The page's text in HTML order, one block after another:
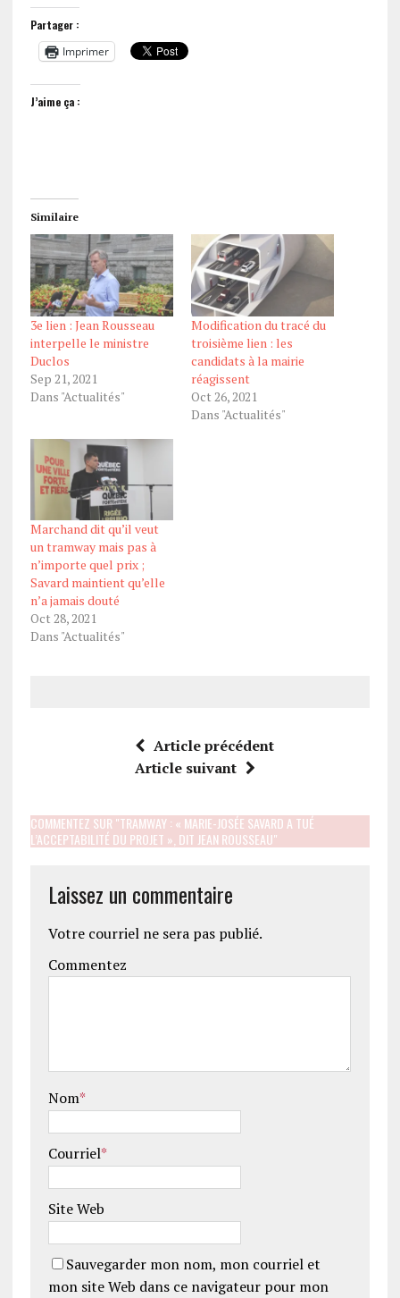
Partager :
Imprimer
J’aime ça :
Similaire
3e lien : Jean Rousseau
interpelle le ministre
Duclos
Sep 21, 2021
Dans "Actualités"
Modification du tracé du
troisième lien : les
candidats à la mairie
réagissent
Oct 26, 2021
Dans "Actualités"
Marchand dit qu’il veut
un tramway mais pas à
n’importe quel prix ;
Savard maintient qu’elle
n’a jamais douté
Oct 28, 2021
Dans "Actualités"
Article précédent
Article suivant
COMMENTEZ SUR "TRAMWAY : « MARIE-JOSÉE SAVARD A TUÉ
L’ACCEPTABILITÉ DU PROJET », DIT JEAN ROUSSEAU"
Laissez un commentaire
Votre courriel ne sera pas publié.
Commentez
Nom*
Courriel*
Site Web
Sauvegarder mon nom, mon courriel et
mon site Web dans ce navigateur pour mon